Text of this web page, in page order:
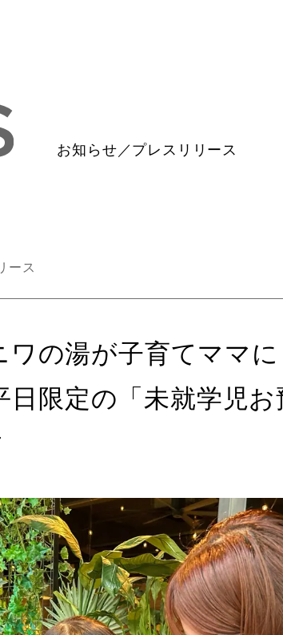
お知らせ／プレスリリース
ース
の湯が子育てママに
限定の「未就学児お